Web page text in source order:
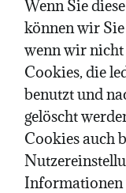
Wenn Sie
können wir
wenn wir nicht
Cookies, die
benutzt und
gelöscht
Cookies auch
Informationen